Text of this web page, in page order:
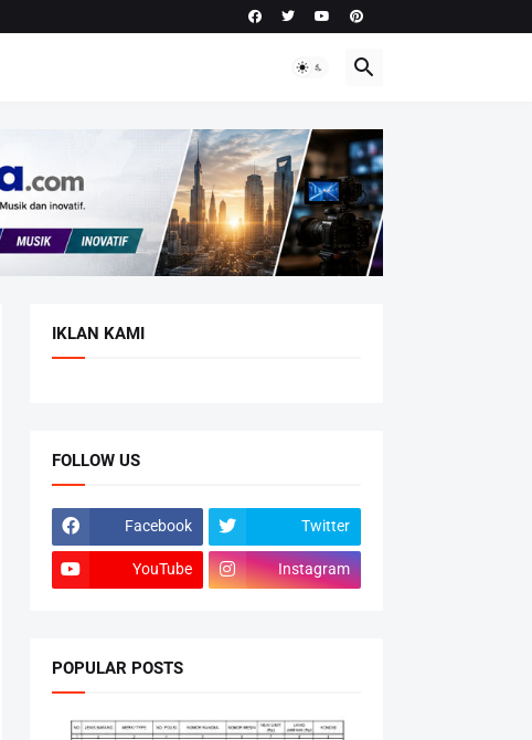
IKLAN KAMI
FOLLOW US
Facebook Twitter
YouTube Instagram
POPULAR POSTS